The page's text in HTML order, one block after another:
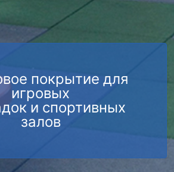
покрытие для
игровых
и спортивных
залов